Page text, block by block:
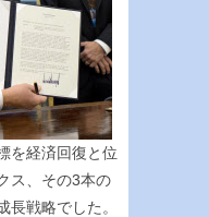
を経済回復と位
ス、その3本の
長戦略でした。